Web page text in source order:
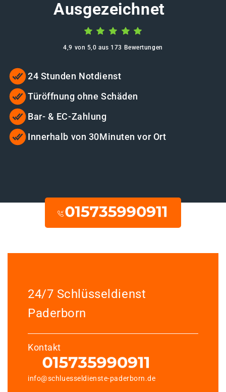
Ausgezeichnet
4,9 von 5,0 aus 173 Bewertungen
24 Stunden Notdienst
Türöffnung ohne Schäden
Bar- & EC-Zahlung
Innerhalb von 30Minuten vor Ort
24/7 Schlüsseldienst
Paderborn
Kontakt
info@schluesseldienste-paderborn.de